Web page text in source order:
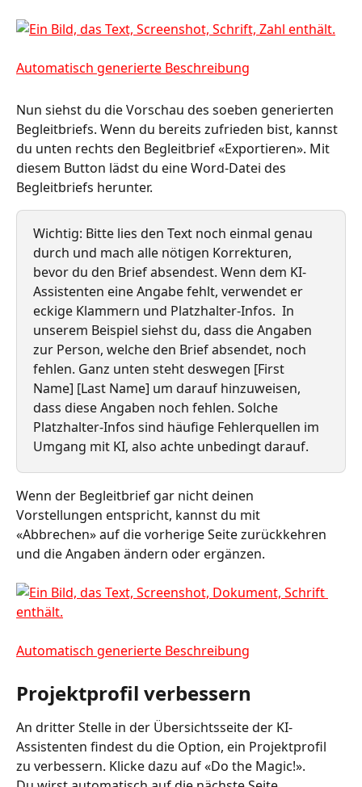
Nun siehst du die Vorschau des soeben generierten
Begleitbriefs. Wenn du bereits zufrieden bist, kannst
du unten rechts den Begleitbrief «Exportieren». Mit
diesem Button lädst du eine Word-Datei des
Begleitbriefs herunter.
Wichtig: Bitte lies den Text noch einmal genau
durch und mach alle nötigen Korrekturen,
bevor du den Brief absendest. Wenn dem KI-
Assistenten eine Angabe fehlt, verwendet er
eckige Klammern und Platzhalter-Infos.  In
unserem Beispiel siehst du, dass die Angaben
zur Person, welche den Brief absendet, noch
fehlen. Ganz unten steht deswegen [First
Name] [Last Name] um darauf hinzuweisen,
dass diese Angaben noch fehlen. Solche
Platzhalter-Infos sind häufige Fehlerquellen im
Umgang mit KI, also achte unbedingt darauf.
Wenn der Begleitbrief gar nicht deinen
Vorstellungen entspricht, kannst du mit
«Abbrechen» auf die vorherige Seite zurückkehren
und die Angaben ändern oder ergänzen.
Projektprofil verbessern
An dritter Stelle in der Übersichtsseite der KI-
Assistenten findest du die Option, ein Projektprofil
zu verbessern. Klicke dazu auf «Do the Magic!».